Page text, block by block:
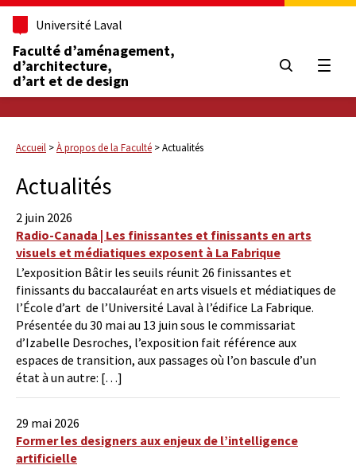
Université Laval
Faculté d’aménagement,
d’architecture,
d’art et de design
Accueil >À propos de la Faculté >Actualités
Actualités
2 juin 2026
Radio-Canada | Les finissantes et finissants en arts
visuels et médiatiques exposent à La Fabrique
L’exposition Bâtir les seuils réunit 26 finissantes et
finissants du baccalauréat en arts visuels et médiatiques de
l’École d’art de l’Université Laval à l’édifice La Fabrique.
Présentée du 30 mai au 13 juin sous le commissariat
d’Izabelle Desroches, l’exposition fait référence aux
espaces de transition, aux passages où l’on bascule d’un
état à un autre: […]
29 mai 2026
Former les designers aux enjeux de l’intelligence
artificielle